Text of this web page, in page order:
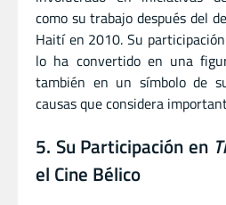
como su trabajo después del
Haití en 2010. Su
lo ha convertido en una
también en un símbolo de
causas que considera
5. Su Participación en
el Cine Bélico